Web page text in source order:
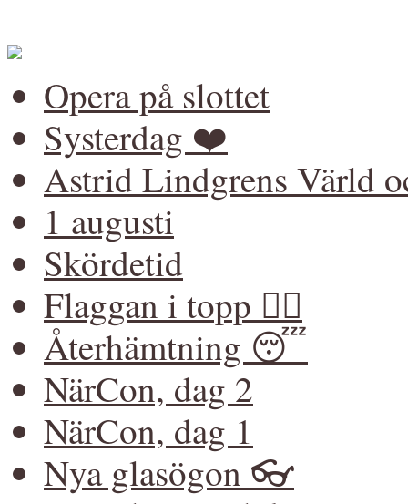
Opera på slottet
Systerdag ❤️
Astrid Lindgrens Värld
1 augusti
Skördetid
Flaggan i topp 🏳️‍🌈
Återhämtning 😴
NärCon, dag 2
NärCon, dag 1
Nya glasögon 👓